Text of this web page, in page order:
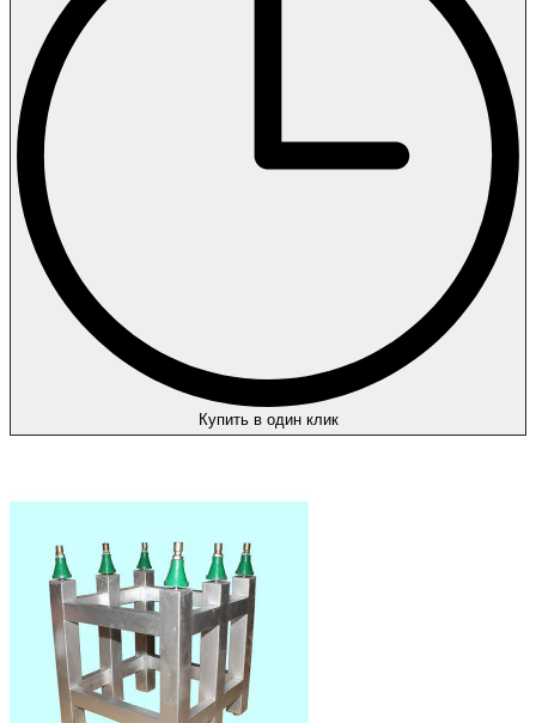
Купить в один клик